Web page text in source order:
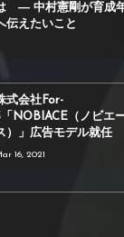
― 中村憲剛が育成
伝えたいこと
式会社For-
「NOBIACE（ノビエ
）」広告モデル就任
16, 2021